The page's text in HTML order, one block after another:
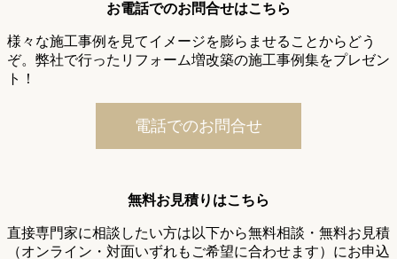
お電話でのお問合せはこちら
様々な施工事例を見てイメージを膨らませることからどう
ぞ。弊社で行ったリフォーム増改築の施工事例集をプレゼン
ト！
電話でのお問合せ
無料お見積りはこちら
直接専門家に相談したい方は以下から無料相談・無料お見積
（オンライン・対面いずれもご希望に合わせます）にお申込